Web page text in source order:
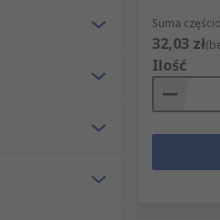
Suma
32,03 zł
Ilość